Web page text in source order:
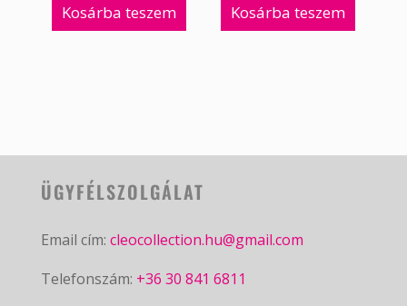
Kosárba teszem Kosárba teszem
ÜGYFÉLSZOLGÁLAT
Email cím: cleocollection.hu@gmail.com
Telefonszám: +36 30 841 6811